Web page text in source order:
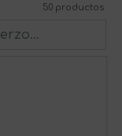
50 productos